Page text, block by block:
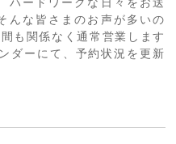
んな皆さまのお声が多いの
も関係なく通常営業します
ダーにて、予約状況を更新